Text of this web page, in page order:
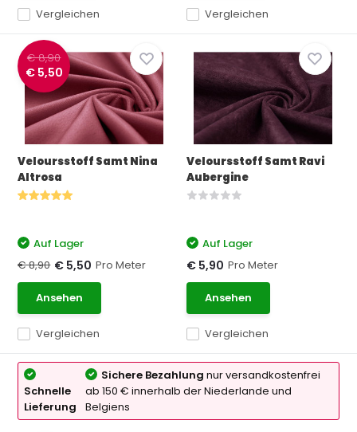
Vergleichen Vergleichen
€ 8,90
€ 5,50
Veloursstoff Samt Nina
Altrosa
Vergleichen
Auf Lager
€ 8,90 € 5,50 Pro Meter
Ansehen
Veloursstoff Samt Ravi
Aubergine
Vergleichen
Auf Lager
€ 5,90 Pro Meter
Ansehen
Schnelle
Lieferung
Sichere Bezahlung nur versandkostenfrei
ab 150 € innerhalb der Niederlande und
Belgiens